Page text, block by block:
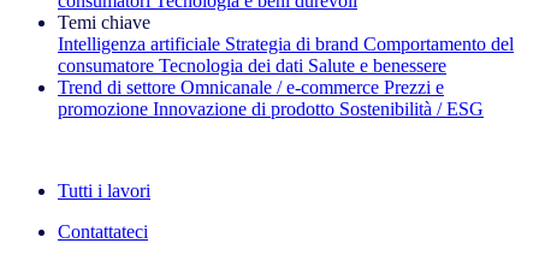
Temi chiave
Intelligenza artificiale Strategia di brand Comportamento del
consumatore Tecnologia dei dati Salute e benessere
Trend di settore Omnicanale / e‑commerce Prezzi e
promozione Innovazione di prodotto Sostenibilità / ESG
Tutti i lavori
Contattateci